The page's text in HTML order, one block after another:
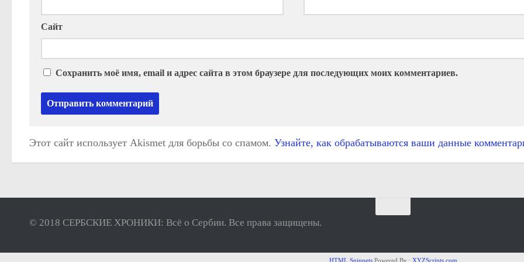
Сайт
Сохранить моё имя, email и адрес сайта в этом браузере для последующих моих комментариев.
Этот сайт использует Akismet для борьбы со спамом. Узнайте, как обрабатываются ваши данные
© 2018 СЕРБСКИЕ ХРОНИКИ: Всё о Сербии. Все права защищены.
HTML SnippetsPowered By : XYZScripts.com